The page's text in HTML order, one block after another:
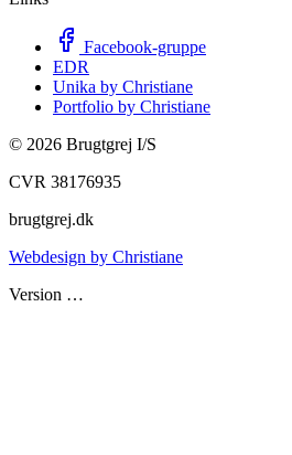
Facebook-gruppe
EDR
Unika by Christiane
Portfolio by Christiane
© 2026 Brugtgrej I/S
CVR 38176935
brugtgrej.dk
Webdesign by Christiane
Version …